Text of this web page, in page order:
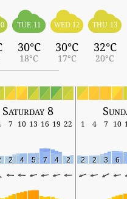
TUE 11
30°C
18°C
WED 12
30°C
17°C
THU 13
32°C
20°C
Saturday 8
7 10 13 16 19 22 1 4 7 10
2 4 5 7 4 2 2 2 3 6